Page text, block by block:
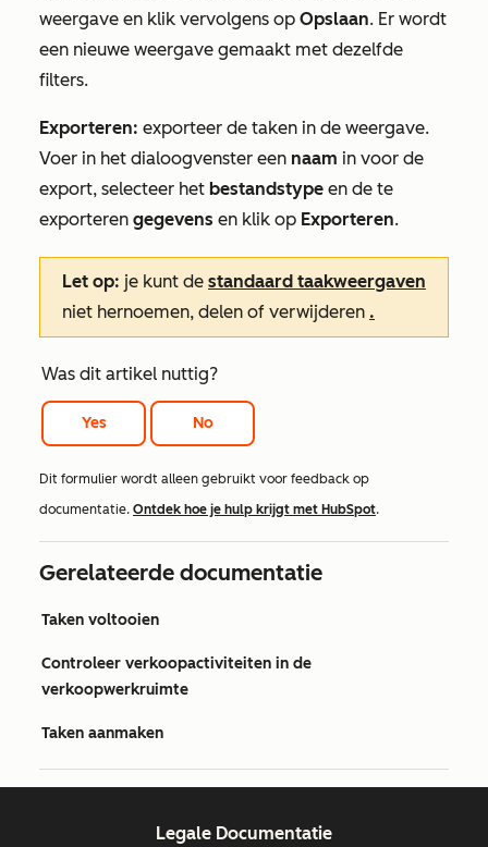
weergave en klik vervolgens op Opslaan. Er wordt
een nieuwe weergave gemaakt met dezelfde
filters.
Exporteren: exporteer de taken in de weergave.
Voer in het dialoogvenster een naam in voor de
export, selecteer het bestandstype en de te
exporteren gegevens en klik op Exporteren.
Let op: je kunt de standaard taakweergaven
niet hernoemen, delen of verwijderen .
Was dit artikel nuttig?
Yes No
Dit formulier wordt alleen gebruikt voor feedback op
documentatie. Ontdek hoe je hulp krijgt met HubSpot.
Gerelateerde documentatie
Taken voltooien
Controleer verkoopactiviteiten in de
verkoopwerkruimte
Taken aanmaken
Legale Documentatie